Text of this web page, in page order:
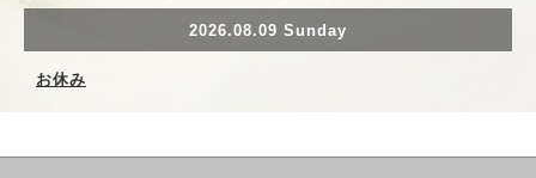
2026.08.09 Sunday
お休み